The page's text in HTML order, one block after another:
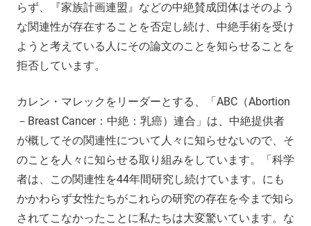
らず、『家族計画連盟』などの中絶賛成団体はそのよう
な関連性が存在することを否定し続け、中絶手術を受け
ようと考えている人にその論文のことを知らせることを
拒否しています。
カレン・マレックをリーダーとする、「ABC（Abortion
－Breast Cancer：中絶：乳癌）連合」は、中絶提供者
が概してその関連性について人々に知らせないので、そ
のことを人々に知らせる取り組みをしています。「科学
者は、この関連性を44年間研究し続けています。にも
かかわらず女性たちがこれらの研究の存在を今まで知ら
されてこなかったことに私たちは大変驚いています。な